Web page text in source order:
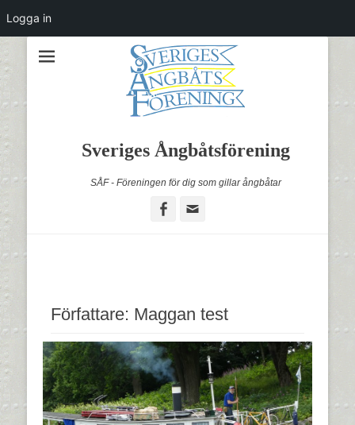
Sveriges Ångbåtsförening
SÅF - Föreningen för dig som gillar ångbåtar
Facebook
Författare: Maggan test
Logga in